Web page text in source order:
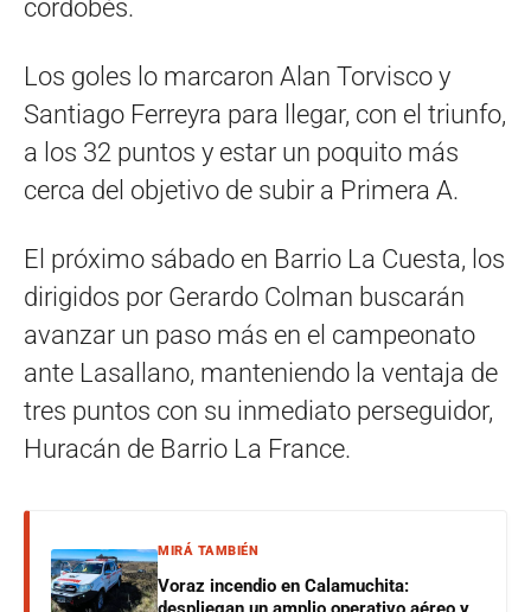
cordobés.
Los goles lo marcaron Alan Torvisco y
Santiago Ferreyra para llegar, con el triunfo,
a los 32 puntos y estar un poquito más
cerca del objetivo de subir a Primera A.
El próximo sábado en Barrio La Cuesta, los
dirigidos por Gerardo Colman buscarán
avanzar un paso más en el campeonato
ante Lasallano, manteniendo la ventaja de
tres puntos con su inmediato perseguidor,
Huracán de Barrio La France.
MIRÁ TAMBIÉN
Voraz incendio en Calamuchita: